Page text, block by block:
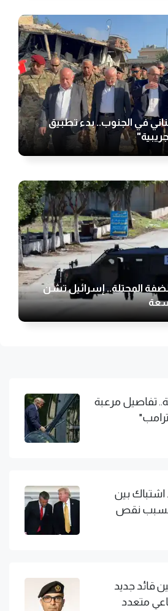
في الجنوب.. بدء تطبيق
المحتلة.. إسرائيل تشن
تفاصيل مرعبة
اشتباك بين
نقص
قائد جديد
متعدد